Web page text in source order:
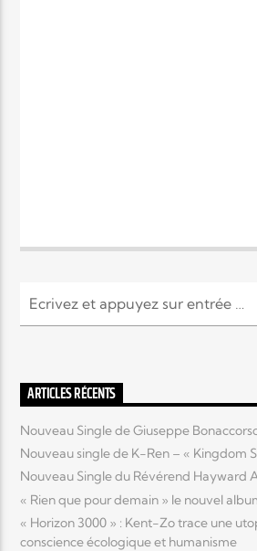
ARTICLES RÉCENTS
Nouveau Single de Giuseppe
Nouveau single de K-Ren – « Kingdom
Nouveau Single du Révérend Hayward
« Rien que pour demain » le nouvel
« Horizon 3000 » : Kent-Zo trace une
conscience écologique et humanisme